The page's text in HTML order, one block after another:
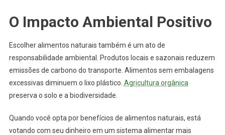
O Impacto Ambiental Positivo
Escolher alimentos naturais também é um ato de
responsabilidade ambiental. Produtos locais e sazonais reduzem
emissões de carbono do transporte. Alimentos sem embalagens
excessivas diminuem o lixo plástico. Agricultura orgânica
preserva o solo e a biodiversidade.
Quando você opta por benefícios de alimentos naturais, está
votando com seu dinheiro em um sistema alimentar mais